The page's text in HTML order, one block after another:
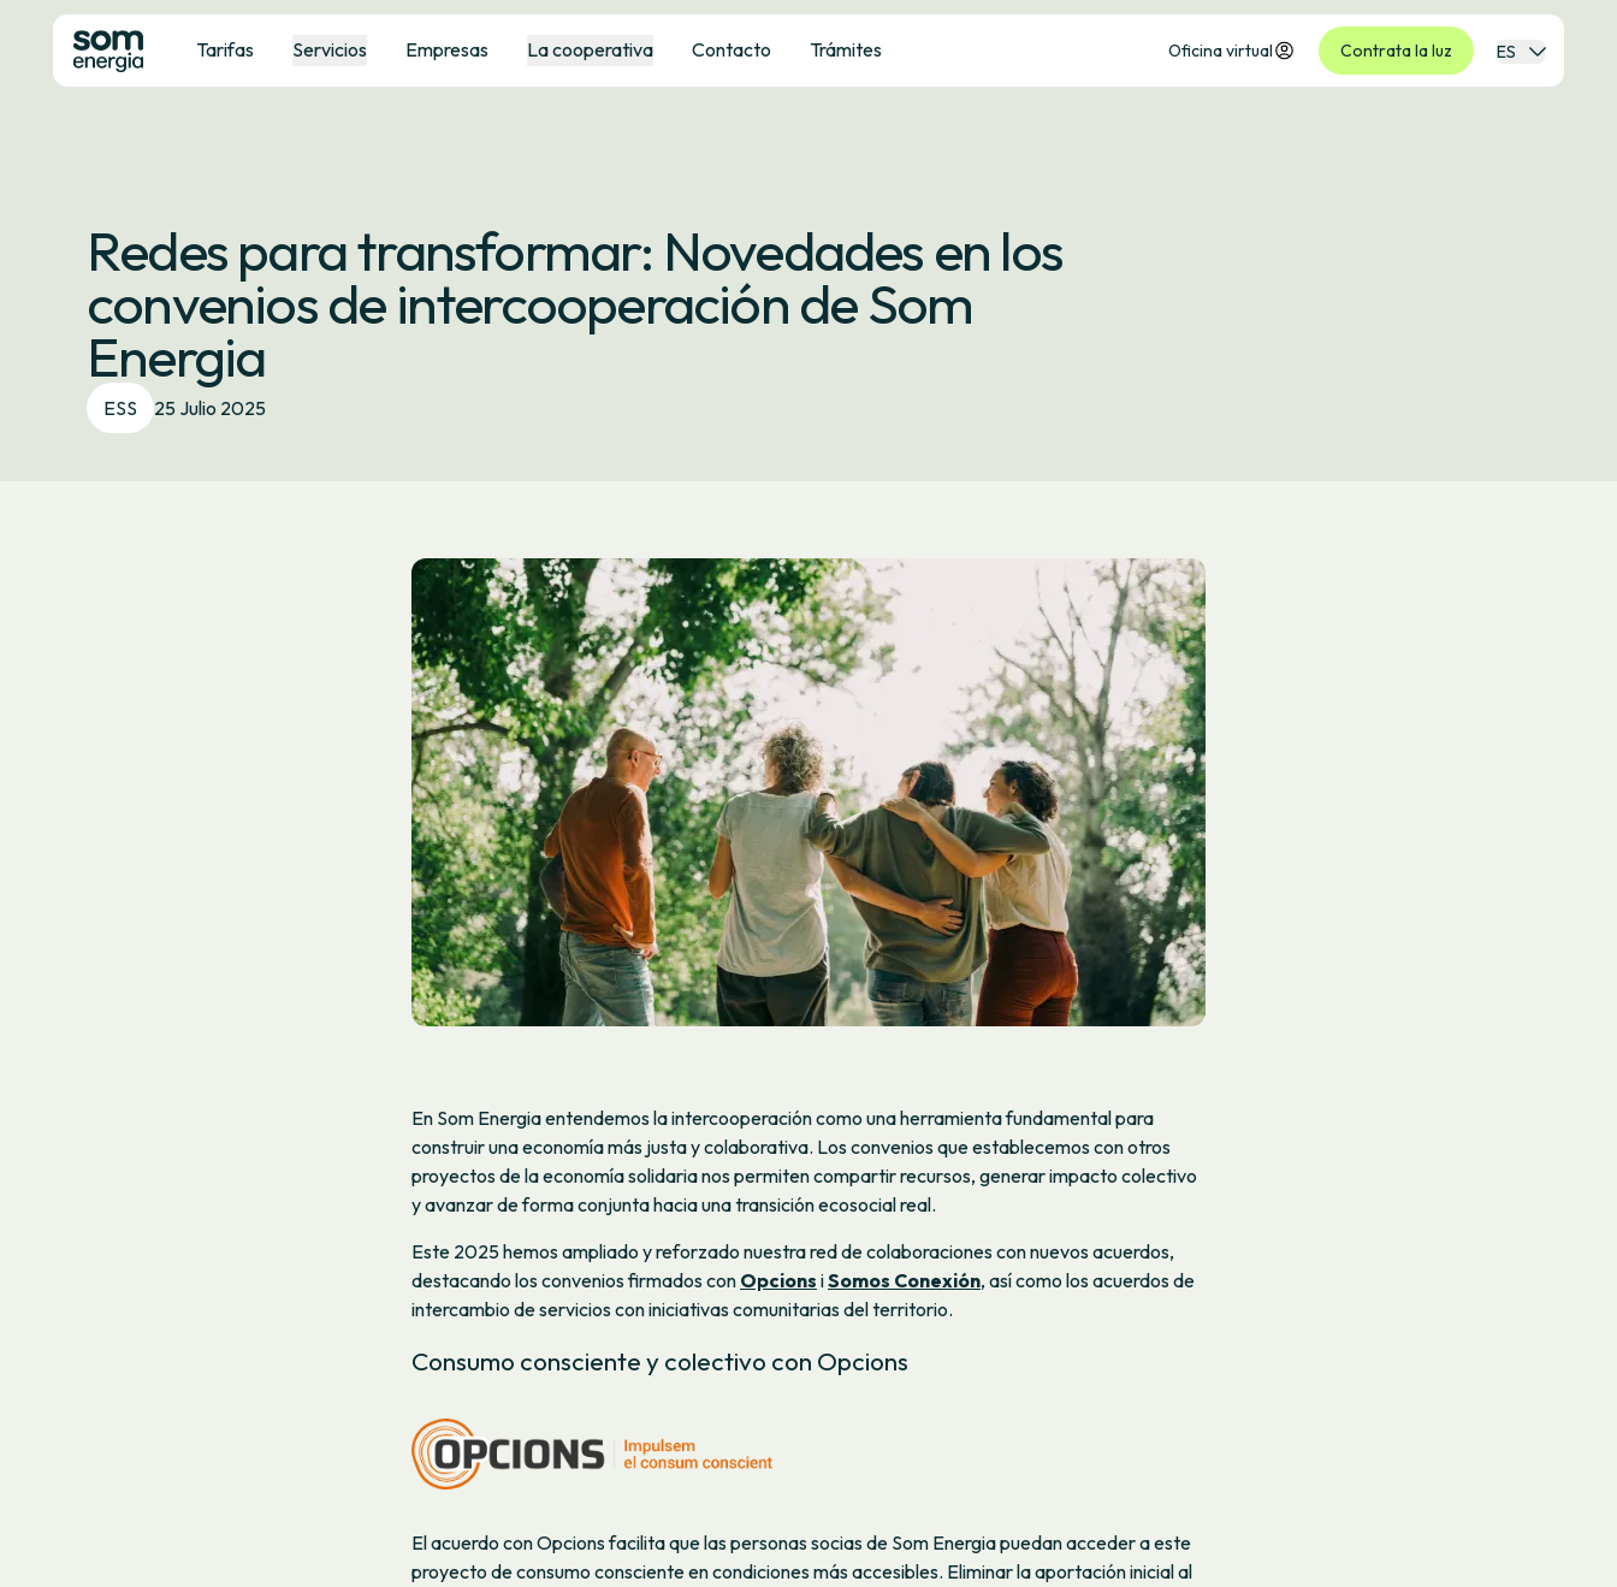
Tarifas Servicios Empresas La cooperativa Contacto Trámites Oficina virtual Contrata la luz ES
Redes para transformar: Novedades en los
convenios de intercooperación de Som
Energia
ESS 25 Julio 2025
En Som Energia entendemos la intercooperación como una herramienta fundamental para
construir una economía más justa y colaborativa. Los convenios que establecemos con otros
proyectos de la economía solidaria nos permiten compartir recursos, generar impacto colectivo
y avanzar de forma conjunta hacia una transición ecosocial real.
Este 2025 hemos ampliado y reforzado nuestra red de colaboraciones con nuevos acuerdos,
destacando los convenios firmados con Opcions iSomos Conexión, así como los acuerdos de
intercambio de servicios con iniciativas comunitarias del territorio.
Consumo consciente y colectivo con Opcions
El acuerdo con Opcions facilita que las personas socias de Som Energia puedan acceder a este
proyecto de consumo consciente en condiciones más accesibles. Eliminar la aportación inicial al